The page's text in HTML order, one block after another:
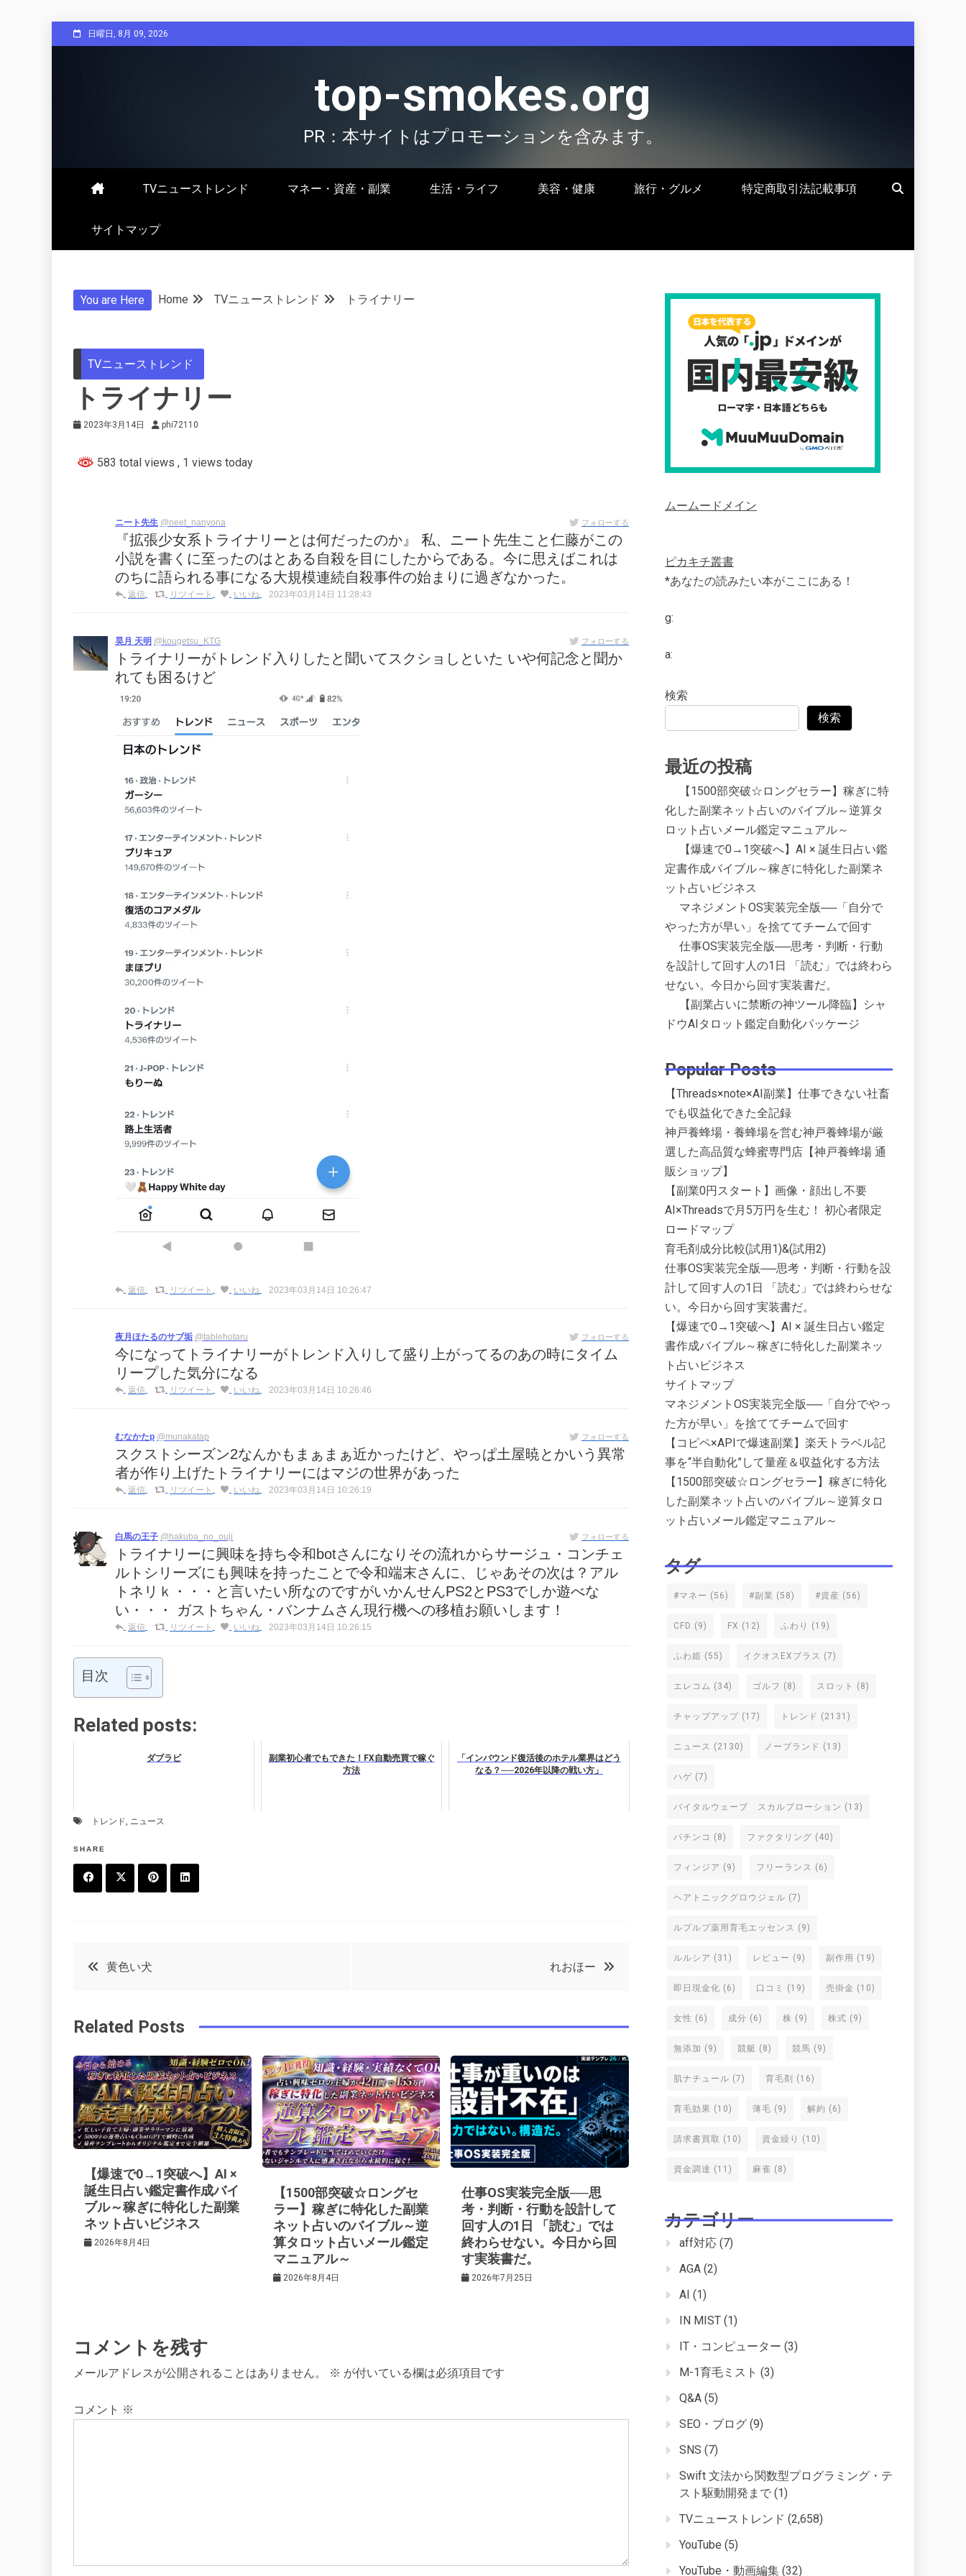
to
日曜日, 8月 09, 2026
top-smokes.org
PR：本サイトはプロモーションを含みます。
TVニューストレンド マネー・資産・副業 生活・ライフ 美容・健康 旅行・グルメ 特定商取引法記載事項
サイトマップ
You are Here Home TVニューストレンド トライナリー
TVニューストレンド
トライナリー
2023年3月14日 phi72110
583 total views , 1 views today
ニート先生 @neet_nanyona フォローする
『拡張少女系トライナリーとは何だったのか』 私、ニート先生こと仁藤がこの
小説を書くに至ったのはとある自殺を目にしたからである。今に思えばこれは
のちに語られる事になる大規模連続自殺事件の始まりに過ぎなかった。
返信 リツイート いいね 2023年03月14日 11:28:43
昊月 天明 @kougetsu_KTG フォローする
トライナリーがトレンド入りしたと聞いてスクショしといた いや何記念と聞か
れても困るけど
返信 リツイート いいね 2023年03月14日 10:26:47
夜月ほたるのサブ垢 @tablehotaru フォローする
今になってトライナリーがトレンド入りして盛り上がってるのあの時にタイム
リープした気分になる
返信 リツイート いいね 2023年03月14日 10:26:46
むなかたp @munakatap フォローする
スクストシーズン2なんかもまぁまぁ近かったけど、やっぱ土屋暁とかいう異常
者が作り上げたトライナリーにはマジの世界があった
返信 リツイート いいね 2023年03月14日 10:26:19
白馬の王子 @hakuba_no_ouji フォローする
トライナリーに興味を持ち令和botさんになりその流れからサージュ・コンチェ
ルトシリーズにも興味を持ったことで令和端末さんに、じゃあその次は？アル
トネリｋ・・・と言いたい所なのですがいかんせんPS2とPS3でしか遊べな
い・・・ ガストちゃん・バンナムさん現行機への移植お願いします！
返信 リツイート いいね 2023年03月14日 10:26:15
目次
Related posts:
ダブラビ
副業初心者でもできた！FX自動売買で稼ぐ
方法
「インバウンド復活後のホテル業界はどう
なる？──2026年以降の戦い方」
トレンド, ニュース
SHARE
o
k
t
r
e
e
t
in
投
ナ
ビ
ゲ
ー
シ
ョ
黄色い犬 れおほー
Related Posts
【爆速で0→1突破へ】AI ×
誕生日占い鑑定書作成バイ
ブル～稼ぎに特化した副業
ネット占いビジネス
2026年8月4日
【1500部突破☆ロングセ
ラー】稼ぎに特化した副業
ネット占いのバイブル～逆
算タロット占いメール鑑定
マニュアル～
2026年8月4日
仕事OS実装完全版──思
考・判断・行動を設計して
回す人の1日 「読む」では
終わらせない。今日から回
す実装書だ。
2026年7月25日
コメントを残す
メールアドレスが公開されることはありません。 ※ が付いている欄は必須項目です
コメント ※
ムームードメイン
ピカキチ叢書
*あなたの読みたい本がここにある！
g:
a:
検索
検索
最近の投稿
【1500部突破☆ロングセラー】稼ぎに特
化した副業ネット占いのバイブル～逆算タ
ロット占いメール鑑定マニュアル～
【爆速で0→1突破へ】AI × 誕生日占い鑑
定書作成バイブル～稼ぎに特化した副業ネ
ット占いビジネス
マネジメントOS実装完全版──「自分で
やった方が早い」を捨ててチームで回す
仕事OS実装完全版──思考・判断・行動
を設計して回す人の1日 「読む」では終わら
せない。今日から回す実装書だ。
【副業占いに禁断の神ツール降臨】シャ
ドウAIタロット鑑定自動化パッケージ
Popular Posts
【Threads×note×AI副業】仕事できない社畜
でも収益化できた全記録
神戸養蜂場・養蜂場を営む神戸養蜂場が厳
選した高品質な蜂蜜専門店【神戸養蜂場 通
販ショップ】
【副業0円スタート】画像・顔出し不要
AI×Threadsで月5万円を生む！ 初心者限定
ロードマップ
育毛剤成分比較(試用1)&(試用2)
仕事OS実装完全版──思考・判断・行動を設
計して回す人の1日 「読む」では終わらせな
い。今日から回す実装書だ。
【爆速で0→1突破へ】AI × 誕生日占い鑑定
書作成バイブル～稼ぎに特化した副業ネッ
ト占いビジネス
サイトマップ
マネジメントOS実装完全版──「自分でやっ
た方が早い」を捨ててチームで回す
【コピペ×APIで爆速副業】楽天トラベル記
事を“半自動化”して量産＆収益化する方法
【1500部突破☆ロングセラー】稼ぎに特化
した副業ネット占いのバイブル～逆算タロ
ット占いメール鑑定マニュアル～
タグ
#マネー (56) #副業 (58) #資産 (56)
CFD (9) FX (12) ふわり (19)
ふわ姫 (55) イクオスEXプラス (7)
エレコム (34) ゴルフ (8) スロット (8)
チャップアップ (17) トレンド (2131)
ニュース (2130) ノーブランド (13)
ハゲ (7)
バイタルウェーブ スカルプローション (13)
パチンコ (8) ファクタリング (40)
フィンジア (9) フリーランス (6)
ヘアトニックグロウジェル (7)
ルプルプ薬用育毛エッセンス (9)
ルルシア (31) レビュー (9) 副作用 (19)
即日現金化 (6) 口コミ (19) 売掛金 (10)
女性 (6) 成分 (6) 株 (9) 株式 (9)
無添加 (9) 競艇 (8) 競馬 (9)
肌ナチュール (7) 育毛剤 (16)
育毛効果 (10) 薄毛 (9) 解約 (6)
請求書買取 (10) 資金繰り (10)
資金調達 (11) 麻雀 (8)
カテゴリー
aff対応 (7)
AGA (2)
AI (1)
IN MIST (1)
IT・コンピューター (3)
M-1育毛ミスト (3)
Q&A (5)
SEO・ブログ (9)
SNS (7)
Swift 文法から関数型プログラミング・テ
スト駆動開発まで (1)
TVニューストレンド (2,658)
YouTube (5)
YouTube・動画編集 (32)